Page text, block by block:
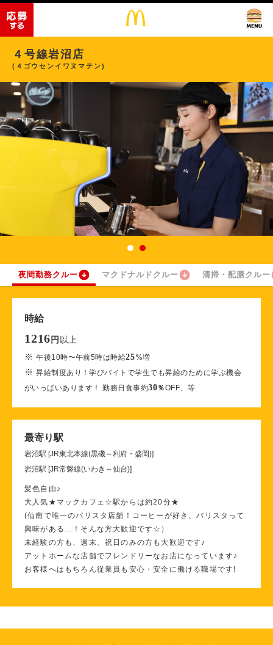
４号線岩沼店
(４ゴウセンイワヌマテン)
夜間勤務クルー マクドナルドクルー 清掃・配膳クルー
時給
1216 円 以上
※午後10時〜午前5時は時給25%増
※昇給制度あり！学びバイトで学生でも昇給のために学ぶ機会
がいっぱいあります！ 勤務日食事約30％OFF、等
最寄り駅
岩沼駅 [JR東北本線(黒磯～利府・盛岡)]
岩沼駅 [JR常磐線(いわき～仙台)]
髪色自由♪
大人気★マックカフェ☆駅からは約20分★
(仙南で唯一のバリスタ店舗！コーヒーが好き、バリスタって
興味がある…！そんな方大歓迎です☆）
未経験の方も、週末、祝日のみの方も大歓迎です♪
アットホームな店舗でフレンドリーなお店になっています♪
お客様へはもちろん従業員も安心・安全に働ける職場です!